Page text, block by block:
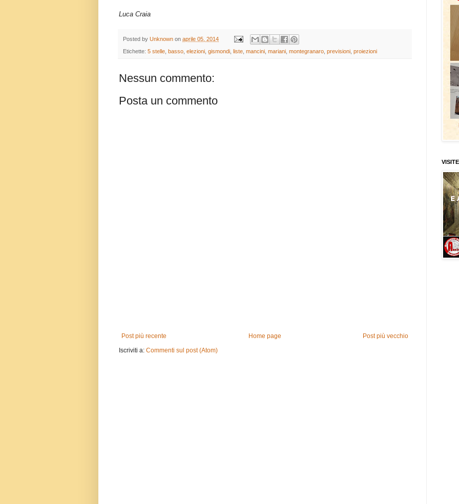
Luca Craia
Posted by Unknown on aprile 05, 2014
Etichette: 5 stelle basso elezioni gismondi liste mancini mariani montegranaro previsioni proiezioni
Nessun commento:
Posta un commento
Post più recente Post più vecchio
Home page
Iscriviti a: Commenti sul post (Atom)
VISITE